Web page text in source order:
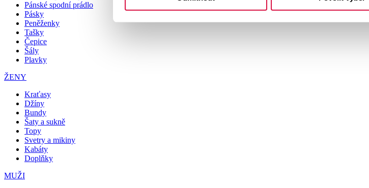
Pánské spodní prádlo
Pásky
Peněženky
Tašky
Čepice
Šály
Plavky
ŽENY
Kraťasy
Džíny
Bundy
Šaty a sukně
Topy
Svetry a mikiny
Kabáty
Doplňky
MUŽI